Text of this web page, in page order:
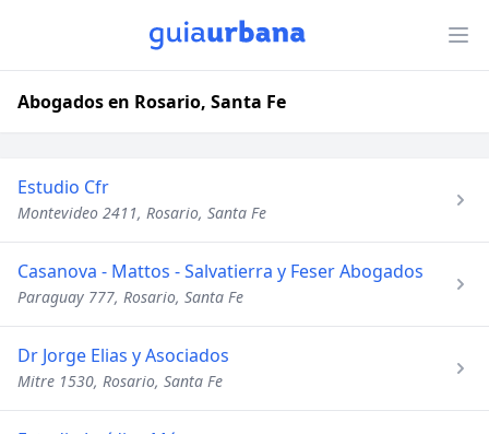
Abogados en Rosario, Santa Fe
Estudio Cfr
Montevideo 2411, Rosario, Santa Fe
Casanova - Mattos - Salvatierra y Feser Abogados
Paraguay 777, Rosario, Santa Fe
Dr Jorge Elias y Asociados
Mitre 1530, Rosario, Santa Fe